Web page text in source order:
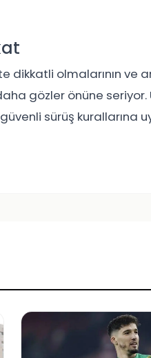
dikkatli olmalarının ve
gözler önüne seriyor.
sürüş kurallarına